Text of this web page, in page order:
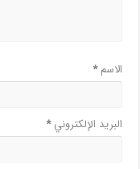
الاسم*
البريد الإلكتروني*